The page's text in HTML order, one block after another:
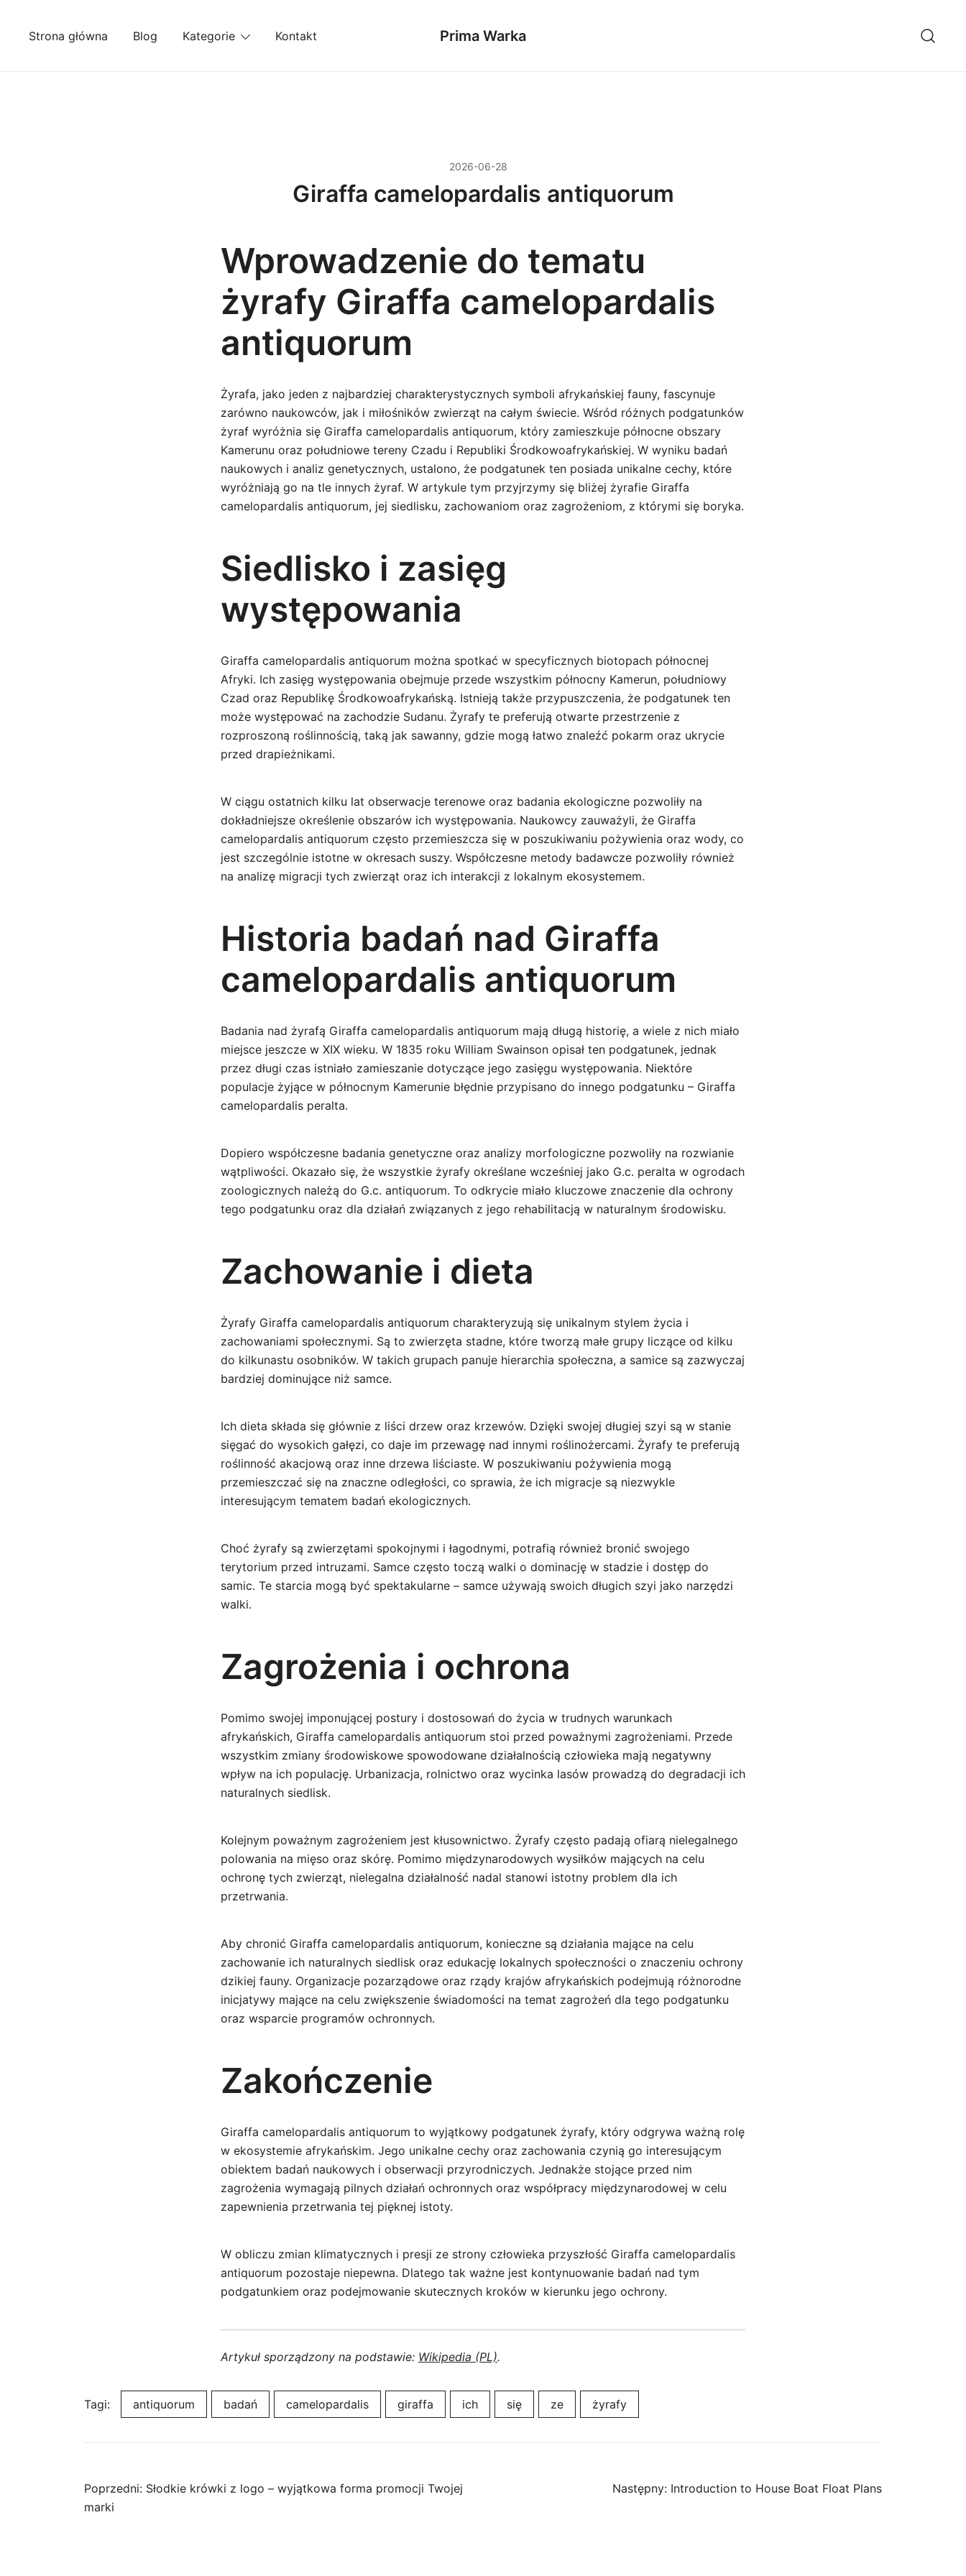
Strona główna Blog Kategorie Kontakt Prima Warka
2026-06-28
Giraffa camelopardalis antiquorum
Wprowadzenie do tematu
żyrafy Giraffa camelopardalis
antiquorum
Żyrafa, jako jeden z najbardziej charakterystycznych symboli afrykańskiej fauny, fascynuje
zarówno naukowców, jak i miłośników zwierząt na całym świecie. Wśród różnych podgatunków
żyraf wyróżnia się Giraffa camelopardalis antiquorum, który zamieszkuje północne obszary
Kamerunu oraz południowe tereny Czadu i Republiki Środkowoafrykańskiej. W wyniku badań
naukowych i analiz genetycznych, ustalono, że podgatunek ten posiada unikalne cechy, które
wyróżniają go na tle innych żyraf. W artykule tym przyjrzymy się bliżej żyrafie Giraffa
camelopardalis antiquorum, jej siedlisku, zachowaniom oraz zagrożeniom, z którymi się boryka.
Siedlisko i zasięg
występowania
Giraffa camelopardalis antiquorum można spotkać w specyficznych biotopach północnej
Afryki. Ich zasięg występowania obejmuje przede wszystkim północny Kamerun, południowy
Czad oraz Republikę Środkowoafrykańską. Istnieją także przypuszczenia, że podgatunek ten
może występować na zachodzie Sudanu. Żyrafy te preferują otwarte przestrzenie z
rozproszoną roślinnością, taką jak sawanny, gdzie mogą łatwo znaleźć pokarm oraz ukrycie
przed drapieżnikami.
W ciągu ostatnich kilku lat obserwacje terenowe oraz badania ekologiczne pozwoliły na
dokładniejsze określenie obszarów ich występowania. Naukowcy zauważyli, że Giraffa
camelopardalis antiquorum często przemieszcza się w poszukiwaniu pożywienia oraz wody, co
jest szczególnie istotne w okresach suszy. Współczesne metody badawcze pozwoliły również
na analizę migracji tych zwierząt oraz ich interakcji z lokalnym ekosystemem.
Historia badań nad Giraffa
camelopardalis antiquorum
Badania nad żyrafą Giraffa camelopardalis antiquorum mają długą historię, a wiele z nich miało
miejsce jeszcze w XIX wieku. W 1835 roku William Swainson opisał ten podgatunek, jednak
przez długi czas istniało zamieszanie dotyczące jego zasięgu występowania. Niektóre
populacje żyjące w północnym Kamerunie błędnie przypisano do innego podgatunku – Giraffa
camelopardalis peralta.
Dopiero współczesne badania genetyczne oraz analizy morfologiczne pozwoliły na rozwianie
wątpliwości. Okazało się, że wszystkie żyrafy określane wcześniej jako G.c. peralta w ogrodach
zoologicznych należą do G.c. antiquorum. To odkrycie miało kluczowe znaczenie dla ochrony
tego podgatunku oraz dla działań związanych z jego rehabilitacją w naturalnym środowisku.
Zachowanie i dieta
Żyrafy Giraffa camelopardalis antiquorum charakteryzują się unikalnym stylem życia i
zachowaniami społecznymi. Są to zwierzęta stadne, które tworzą małe grupy liczące od kilku
do kilkunastu osobników. W takich grupach panuje hierarchia społeczna, a samice są zazwyczaj
bardziej dominujące niż samce.
Ich dieta składa się głównie z liści drzew oraz krzewów. Dzięki swojej długiej szyi są w stanie
sięgać do wysokich gałęzi, co daje im przewagę nad innymi roślinożercami. Żyrafy te preferują
roślinność akacjową oraz inne drzewa liściaste. W poszukiwaniu pożywienia mogą
przemieszczać się na znaczne odległości, co sprawia, że ich migracje są niezwykle
interesującym tematem badań ekologicznych.
Choć żyrafy są zwierzętami spokojnymi i łagodnymi, potrafią również bronić swojego
terytorium przed intruzami. Samce często toczą walki o dominację w stadzie i dostęp do
samic. Te starcia mogą być spektakularne – samce używają swoich długich szyi jako narzędzi
walki.
Zagrożenia i ochrona
Pomimo swojej imponującej postury i dostosowań do życia w trudnych warunkach
afrykańskich, Giraffa camelopardalis antiquorum stoi przed poważnymi zagrożeniami. Przede
wszystkim zmiany środowiskowe spowodowane działalnością człowieka mają negatywny
wpływ na ich populację. Urbanizacja, rolnictwo oraz wycinka lasów prowadzą do degradacji ich
naturalnych siedlisk.
Kolejnym poważnym zagrożeniem jest kłusownictwo. Żyrafy często padają ofiarą nielegalnego
polowania na mięso oraz skórę. Pomimo międzynarodowych wysiłków mających na celu
ochronę tych zwierząt, nielegalna działalność nadal stanowi istotny problem dla ich
przetrwania.
Aby chronić Giraffa camelopardalis antiquorum, konieczne są działania mające na celu
zachowanie ich naturalnych siedlisk oraz edukację lokalnych społeczności o znaczeniu ochrony
dzikiej fauny. Organizacje pozarządowe oraz rządy krajów afrykańskich podejmują różnorodne
inicjatywy mające na celu zwiększenie świadomości na temat zagrożeń dla tego podgatunku
oraz wsparcie programów ochronnych.
Zakończenie
Giraffa camelopardalis antiquorum to wyjątkowy podgatunek żyrafy, który odgrywa ważną rolę
w ekosystemie afrykańskim. Jego unikalne cechy oraz zachowania czynią go interesującym
obiektem badań naukowych i obserwacji przyrodniczych. Jednakże stojące przed nim
zagrożenia wymagają pilnych działań ochronnych oraz współpracy międzynarodowej w celu
zapewnienia przetrwania tej pięknej istoty.
W obliczu zmian klimatycznych i presji ze strony człowieka przyszłość Giraffa camelopardalis
antiquorum pozostaje niepewna. Dlatego tak ważne jest kontynuowanie badań nad tym
podgatunkiem oraz podejmowanie skutecznych kroków w kierunku jego ochrony.
Artykuł sporządzony na podstawie: Wikipedia (PL).
Tagi: antiquorum badań camelopardalis giraffa ich się ze żyrafy
Nawigacja
Poprzedni: Słodkie krówki z logo – wyjątkowa forma promocji Twojej
marki
Następny: Introduction to House Boat Float Plans